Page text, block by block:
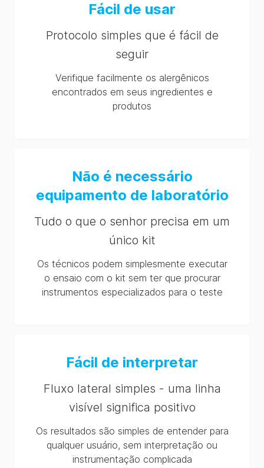
Fácil de usar
Protocolo simples que é fácil de
seguir
Verifique facilmente os alergênicos
encontrados em seus ingredientes e
produtos
Não é necessário
equipamento de laboratório
Tudo o que o senhor precisa em um
único kit
Os técnicos podem simplesmente executar
o ensaio com o kit sem ter que procurar
instrumentos especializados para o teste
Fácil de interpretar
Fluxo lateral simples - uma linha
visível significa positivo
Os resultados são simples de entender para
qualquer usuário, sem interpretação ou
instrumentação complicada